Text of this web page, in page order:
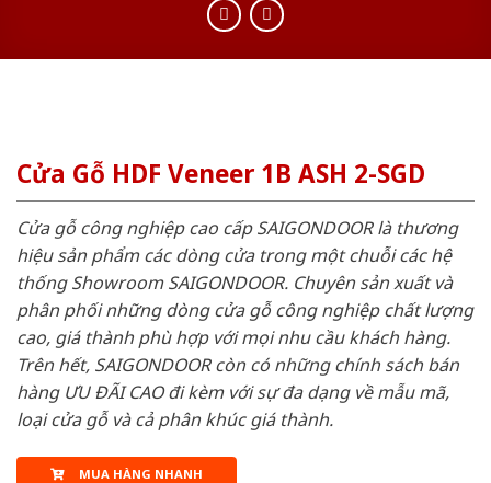
Cửa Gỗ HDF Veneer 1B ASH 2-SGD
Cửa gỗ công nghiệp cao cấp SAIGONDOOR là thương
hiệu sản phẩm các dòng cửa trong một chuỗi các hệ
thống Showroom SAIGONDOOR. Chuyên sản xuất và
phân phối những dòng cửa gỗ công nghiệp chất lượng
cao, giá thành phù hợp với mọi nhu cầu khách hàng.
Trên hết, SAIGONDOOR còn có những chính sách bán
hàng ƯU ĐÃI CAO đi kèm với sự đa dạng về mẫu mã,
loại cửa gỗ và cả phân khúc giá thành.
MUA HÀNG NHANH